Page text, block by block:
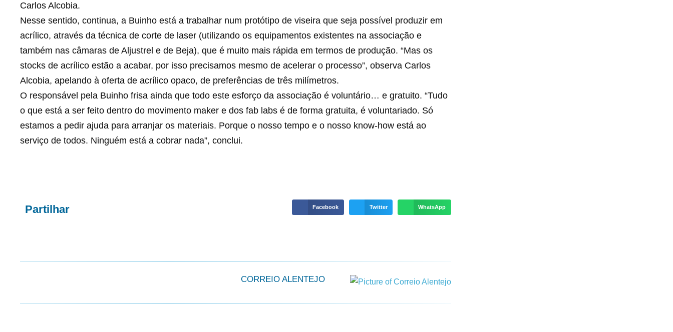
Carlos Alcobia.
Nesse sentido, continua, a Buinho está a trabalhar num protótipo de viseira que seja possível produzir em
acrílico, através da técnica de corte de laser (utilizando os equipamentos existentes na associação e
também nas câmaras de Aljustrel e de Beja), que é muito mais rápida em termos de produção. “Mas os
stocks de acrílico estão a acabar, por isso precisamos mesmo de acelerar o processo”, observa Carlos
Alcobia, apelando à oferta de acrílico opaco, de preferências de três milímetros.
O responsável pela Buinho frisa ainda que todo este esforço da associação é voluntário… e gratuito. “Tudo
o que está a ser feito dentro do movimento maker e dos fab labs é de forma gratuita, é voluntariado. Só
estamos a pedir ajuda para arranjar os materiais. Porque o nosso tempo e o nosso know-how está ao
serviço de todos. Ninguém está a cobrar nada”, conclui.
Partilhar Facebook Twitter WhatsApp
CORREIO ALENTEJO